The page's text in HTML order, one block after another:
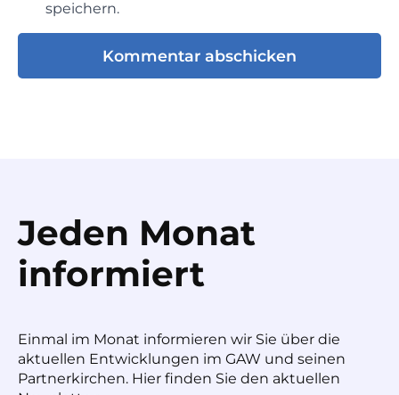
speichern.
Jeden Monat
informiert
Einmal im Monat informieren wir Sie über die
aktuellen Entwicklungen im GAW und seinen
Partnerkirchen. Hier finden Sie den aktuellen